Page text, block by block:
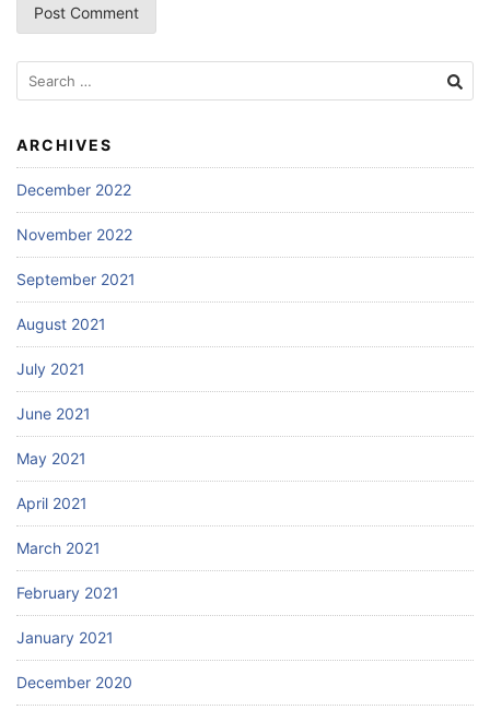
Search
for:
ARCHIVES
December 2022
November 2022
September 2021
August 2021
July 2021
June 2021
May 2021
April 2021
March 2021
February 2021
January 2021
December 2020